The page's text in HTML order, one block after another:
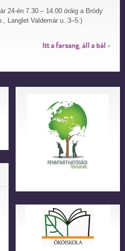
24-én 7.30 – 14.00 óráig a Bródy
Langlet Valdemár u. 3–5.)
Itt a farsang, áll a bál ›